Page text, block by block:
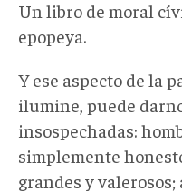
Un libro de moral
epopeya.
Y ese aspecto de la
ilumine, puede
insospechadas:
simplemente
grandes y valerosos;